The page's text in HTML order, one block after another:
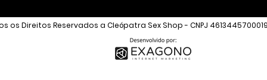
os Direitos Reservados a Cleópatra Sex Shop - CNPJ